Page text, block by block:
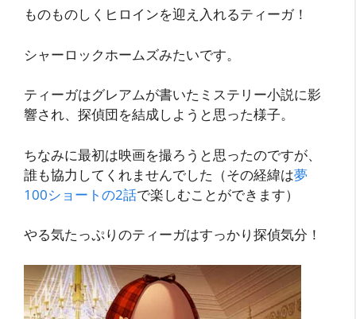
ものものしくヒロインを迎え入れるティーガ！
シャーロックホームズみたいです。
ティーガはグレアムが書いたミステリー小説に影
響され、探偵団を結成しようと思った様子。
ちなみに最初は映画を撮ろうと思ったのですが、
誰も協力してくれませんでした（その経緯は夢
100ショートの2話で楽しむことができます）
やる気たっぷりのティーガはすっかり探偵気分！